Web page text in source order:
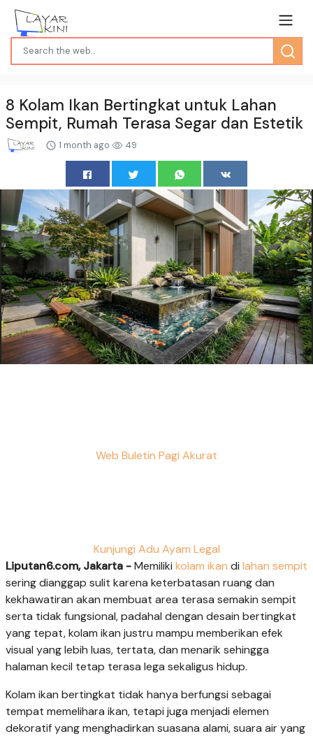
8 Kolam Ikan Bertingkat untuk Lahan
Sempit, Rumah Terasa Segar dan Estetik
1 month ago 49
Web Buletin Pagi Akurat
Kunjungi Adu Ayam Legal
Liputan6.com, Jakarta -Memiliki kolam ikan di lahan sempit
sering dianggap sulit karena keterbatasan ruang dan
kekhawatiran akan membuat area terasa semakin sempit
serta tidak fungsional, padahal dengan desain bertingkat
yang tepat, kolam ikan justru mampu memberikan efek
visual yang lebih luas, tertata, dan menarik sehingga
halaman kecil tetap terasa lega sekaligus hidup.
Kolam ikan bertingkat tidak hanya berfungsi sebagai
tempat memelihara ikan, tetapi juga menjadi elemen
dekoratif yang menghadirkan suasana alami, suara air yang